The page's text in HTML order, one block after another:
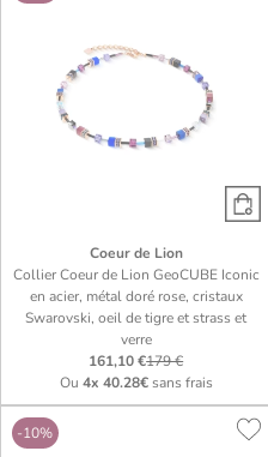
Coeur de Lion
Collier Coeur de Lion GeoCUBE Iconic
en acier, métal doré rose, cristaux
Swarovski, oeil de tigre et strass et
verre
161,10 €179 €
Ou 4x 40.28€sans frais
-10%